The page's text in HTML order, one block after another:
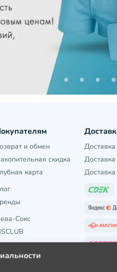
и обмен
скидка
карта
Сокс